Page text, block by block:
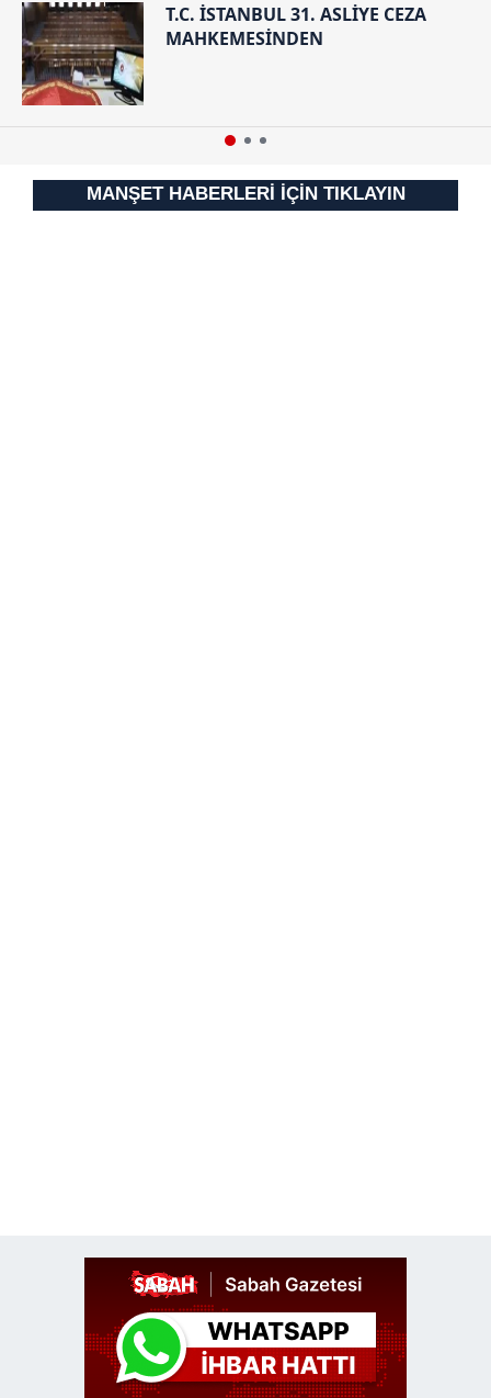
kullanılmaktadır. Bu çerezler vasıtasıyla çeşitli kişisel
verileriniz işlenmekte olup gerekli olan çerezler bilgi
toplumu hizmetlerinin sunulması amacıyla
kullanılmaktadır. Diğer çerezler, sitemizin daha işlevsel
reklam/pazarlama faaliyetlerinin yapılması, amaçlarıyla
T.C. İSTANBUL 31. ASLİYE CEZA
MAHKEMESİNDEN
MANŞET HABERLERİ İÇİN TIKLAYIN